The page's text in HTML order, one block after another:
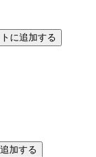
トに追加する
加する